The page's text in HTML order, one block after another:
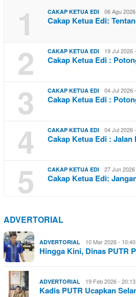
1 CAKAP KETUA EDI 06 Agu
Cakap Ketua Edi:
2 CAKAP KETUA EDI 19 Jul 2026
Cakap Ketua Edi :
3 CAKAP KETUA EDI 04 Jul 2026
Cakap Ketua Edi :
4 CAKAP KETUA EDI 04 Jul 2026
Cakap Ketua Edi :
5 CAKAP KETUA EDI 27 Jun
Cakap Ketua Edi:
ADVERTORIAL
ADVERTORIAL 10 Mar 2026 -
Hingga Kini, Dinas PUTR
ADVERTORIAL 19 Feb 2026 -
Kadis PUTR Ucapkan